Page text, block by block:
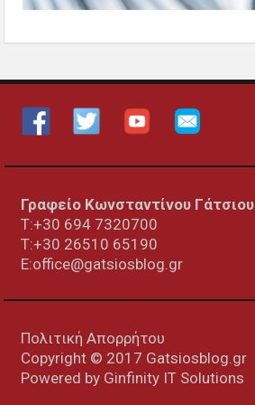
Γραφείο Κωνσταντίνου Γάτσιου
Τ:+30 694 7320700
T:+30 26510 65190
E:office@gatsiosblog.gr
Πολιτική Απορρήτου
Copyright © 2017 Gatsiosblog.gr
Powered by Ginfinity IT Solutions